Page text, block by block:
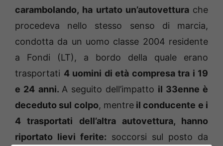
carambolando, ha urtato un’autovettura che
procedeva nello stesso senso di marcia,
condotta da un uomo classe 2004 residente
a Fondi (LT), a bordo della quale erano
trasportati 4 uomini di età compresa tra i 19
e 24 anni. A seguito dell’impatto il 33enne è
deceduto sul colpo, mentreil conducente e i
4 trasportati dell’altra autovettura, hanno
riportato lievi ferite: soccorsi sul posto da